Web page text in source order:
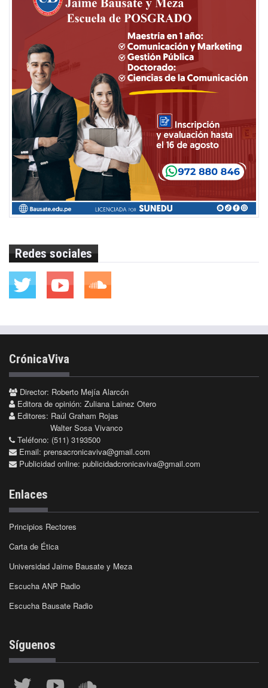
Redes sociales
CrónicaViva
Director: Roberto Mejía Alarcón
Editora de opinión: Zuliana Lainez Otero
Editores: Raúl Graham Rojas
Walter Sosa Vivanco
Teléfono: (511) 3193500
Email: prensacronicaviva@gmail.com
Publicidad online: publicidadcronicaviva@gmail.com
Enlaces
Principios Rectores
Carta de Ética
Universidad Jaime Bausate y Meza
Escucha ANP Radio
Escucha Bausate Radio
Síguenos